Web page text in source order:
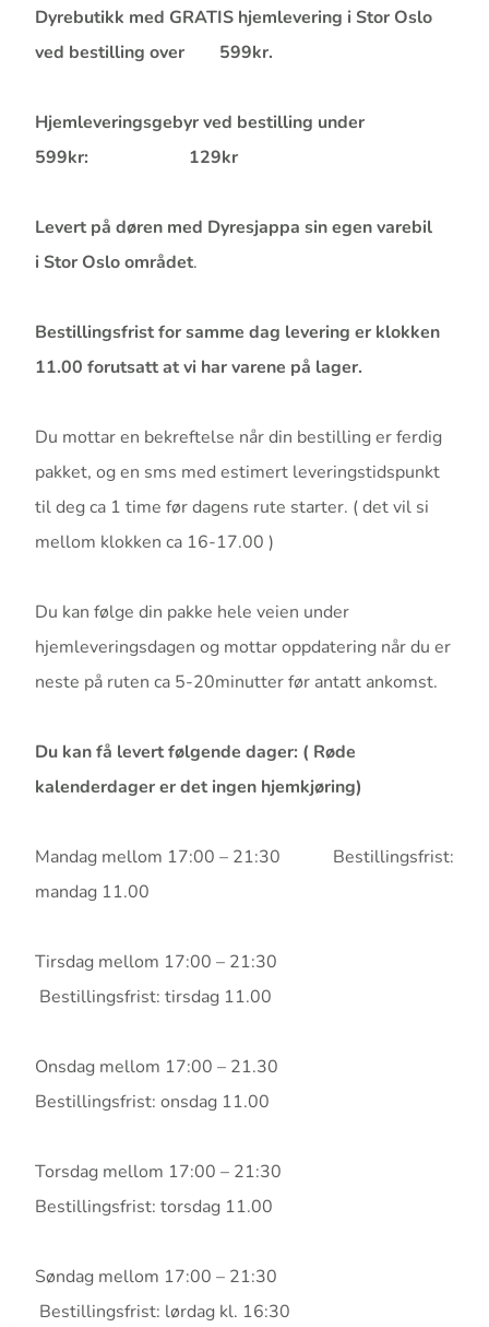
Dyrebutikk med GRATIS hjemlevering i Stor Oslo
ved bestilling over
599kr.
Hjemleveringsgebyr ved bestilling under
599kr:
129kr
Levert på døren med Dyresjappa sin egen varebil
i Stor Oslo området.
Bestillingsfrist for samme dag levering er klokken
11.00 forutsatt at vi har varene på lager.
Du mottar en bekreftelse når din bestilling er ferdig
pakket, og en sms med estimert leveringstidspunkt
til deg ca 1 time før dagens rute starter. ( det vil si
mellom klokken ca 16-17.00 )
Du kan følge din pakke hele veien under
hjemleveringsdagen og mottar oppdatering når du er
neste på ruten ca 5-20minutter før antatt ankomst.
Du kan få levert følgende dager: ( Røde
kalenderdager er det ingen hjemkjøring)
Mandag mellom 17:00 – 21:30 Bestillingsfrist:
mandag 11.00
Tirsdag mellom 17:00 – 21:30
Bestillingsfrist: tirsdag 11.00
Onsdag mellom 17:00 – 21.30
Bestillingsfrist: onsdag 11.00
Torsdag mellom 17:00 – 21:30
Bestillingsfrist: torsdag 11.00
Søndag mellom 17:00 – 21:30
Bestillingsfrist: lørdag kl. 16:30